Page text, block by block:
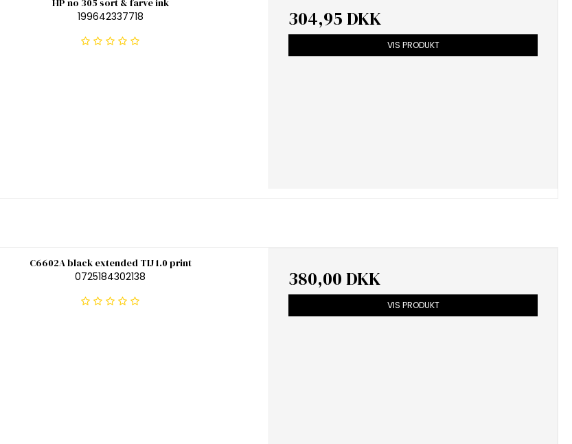
199642337718
304,95 DKK
VIS PRODUKT
C6602A black extended TIJ 1.0 print
0725184302138
380,00 DKK
VIS PRODUKT